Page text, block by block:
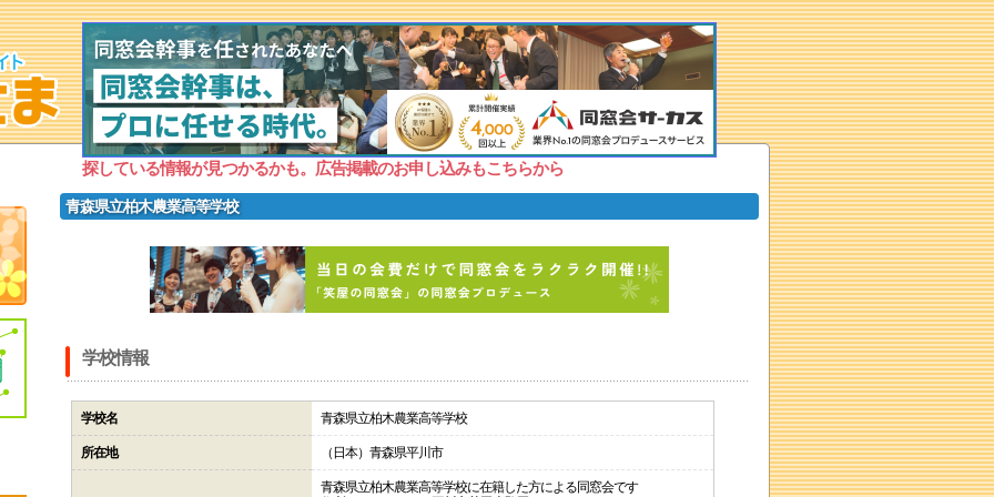
探している情報が見つかるかも。広告掲載のお申し込みもこちらから
青森県立柏木農業高等学校
学校情報
学校名 青森県立柏木農業高等学校
所在地 （日本）青森県平川市
青森県立柏木農業高等学校に在籍した方による同窓会です